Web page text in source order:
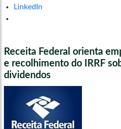
LinkedIn
Receita Federal orienta
e recolhimento do IRRF
dividendos